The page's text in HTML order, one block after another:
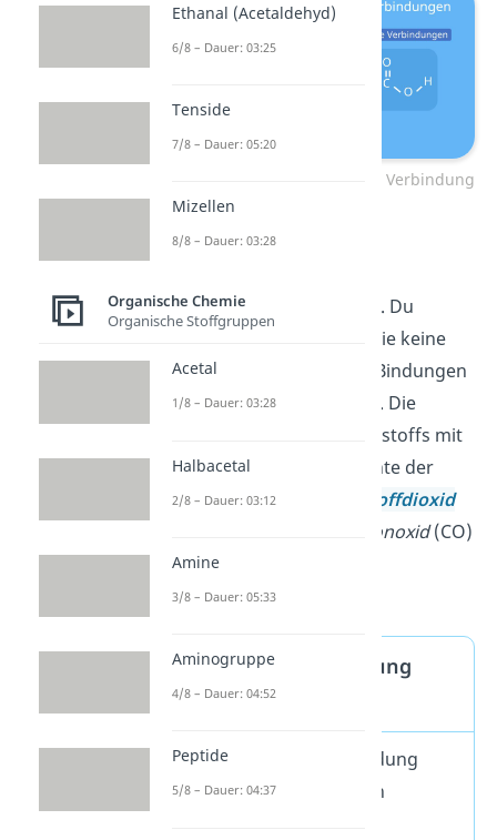
Organische vs. anorganische Verbindung
Aufgepasst: Es gibt auch
Kohlenstoffverbindungen. Du
erkennst sie daran, dass sie keine
Kohlenstoff-Wasserstoff-Bindungen
(CH-Einheiten) beinhalten. Die
Verbindungen des Kohlenstoffs mit
den Chalkogenen (Elemente der
Gruppe 16), wie
Kohlenstoffdioxid
Kohlenstoffmonoxid(CO)
sind anorganisch.
Organische Verbindung
Definition
Eine organische Verbindung
kennzeichnet sich durch
Ethanal (Acetaldehyd)
6/8 – Dauer: 03:25
Tenside
7/8 – Dauer: 05:20
Mizellen
8/8 – Dauer: 03:28
Organische Chemie
Organische Stoffgruppen
Acetal
1/8 – Dauer: 03:28
Halbacetal
2/8 – Dauer: 03:12
Amine
3/8 – Dauer: 05:33
Aminogruppe
4/8 – Dauer: 04:52
Peptide
5/8 – Dauer: 04:37